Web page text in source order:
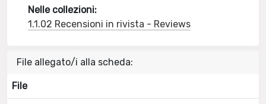
Nelle collezioni:
1.1.02 Recensioni in rivista - Reviews
File allegato/i alla scheda:
File